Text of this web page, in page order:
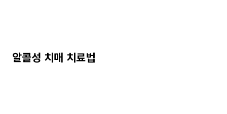
알콜성 치매 치료법